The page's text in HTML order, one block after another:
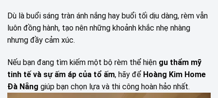
Dù là buổi sáng tràn ánh nắng hay buổi tối dịu dàng, rèm vẫn
luôn đồng hành, tạo nên những khoảnh khắc nhẹ nhàng
nhưng đầy cảm xúc.
Nếu bạn đang tìm kiếm một bộ rèm thể hiện gu thẩm mỹ
tinh tế và sự ấm áp của tổ ấm, hãy để Hoàng Kim Home
Đà Nẵng giúp bạn chọn lựa và thi công hoàn hảo nhất.